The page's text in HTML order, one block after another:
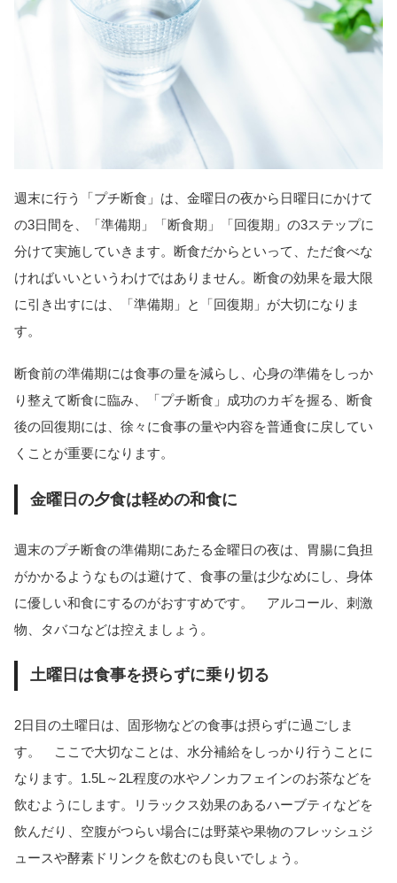
週末に行う「プチ断食」は、金曜日の夜から日曜日にかけて
の3日間を、「準備期」「断食期」「回復期」の3ステップに
分けて実施していきます。断食だからといって、ただ食べな
ければいいというわけではありません。断食の効果を最大限
に引き出すには、「準備期」と「回復期」が大切になりま
す。
断食前の準備期には食事の量を減らし、心身の準備をしっか
り整えて断食に臨み、「プチ断食」成功のカギを握る、断食
後の回復期には、徐々に食事の量や内容を普通食に戻してい
くことが重要になります。
金曜日の夕食は軽めの和食に
週末のプチ断食の準備期にあたる金曜日の夜は、胃腸に負担
がかかるようなものは避けて、食事の量は少なめにし、身体
に優しい和食にするのがおすすめです。 アルコール、刺激
物、タバコなどは控えましょう。
土曜日は食事を摂らずに乗り切る
2日目の土曜日は、固形物などの食事は摂らずに過ごしま
す。 ここで大切なことは、水分補給をしっかり行うことに
なります。1.5L～2L程度の水やノンカフェインのお茶などを
飲むようにします。リラックス効果のあるハーブティなどを
飲んだり、空腹がつらい場合には野菜や果物のフレッシュジ
ュースや酵素ドリンクを飲むのも良いでしょう。